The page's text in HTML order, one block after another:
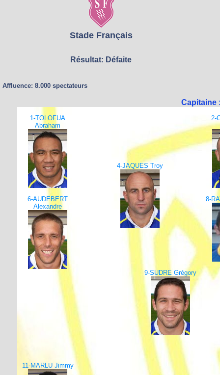
Stade Français
Résultat: Défaite
Affluence: 8.000 spectateurs
Capitaine
1-TOLOFUA
Abraham
2-
4-JAQUES Troy
6-AUDEBERT
Alexandre
8-
9-SUDRE Grégory
11-MARLU Jimmy